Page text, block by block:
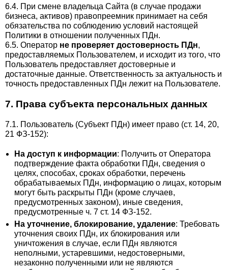
6.4. При смене владельца Сайта (в случае продажи
бизнеса, активов) правопреемник принимает на себя
обязательства по соблюдению условий настоящей
Политики в отношении полученных ПДн.
6.5. Оператор не проверяет достоверность ПДн,
предоставляемых Пользователем, и исходит из того, что
Пользователь предоставляет достоверные и
достаточные данные. Ответственность за актуальность и
точность предоставленных ПДн лежит на Пользователе.
7. Права субъекта персональных данных
7.1. Пользователь (Субъект ПДн) имеет право (ст. 14, 20,
21 ФЗ-152):
На доступ к информации: Получить от Оператора
подтверждение факта обработки ПДн, сведения о
целях, способах, сроках обработки, перечень
обрабатываемых ПДн, информацию о лицах, которым
могут быть раскрыты ПДн (кроме случаев,
предусмотренных законом), иные сведения,
предусмотренные ч. 7 ст. 14 ФЗ-152.
На уточнение, блокирование, удаление: Требовать
уточнения своих ПДн, их блокирования или
уничтожения в случае, если ПДн являются
неполными, устаревшими, недостоверными,
незаконно полученными или не являются